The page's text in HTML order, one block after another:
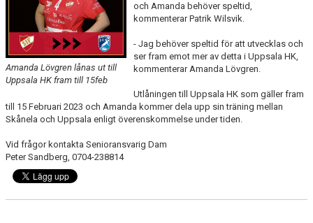
KONTAKT
Amanda Lövgren lånas ut till
Uppsala HK fram till 15feb
och Amanda behöver speltid,
kommenterar Patrik Wilsvik.
- Jag behöver speltid för att utvecklas och
ser fram emot mer av detta i Uppsala HK,
kommenterar Amanda Lövgren.
Utlåningen till Uppsala HK som gäller fram
till 15 Februari 2023 och Amanda kommer dela upp sin träning mellan
Skånela och Uppsala enligt överenskommelse under tiden.
Vid frågor kontakta Senioransvarig Dam
Peter Sandberg, 0704-238814